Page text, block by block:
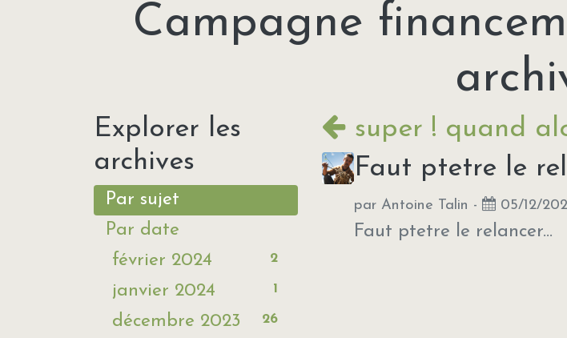
Campagne
Explorer les
archives
Par sujet
Par date
février 2024
2
janvier 2024 1
décembre 2023 26
super ! quand
Faut ptetre le
par Antoine Talin - 05/12/
Faut ptetre le relancer...